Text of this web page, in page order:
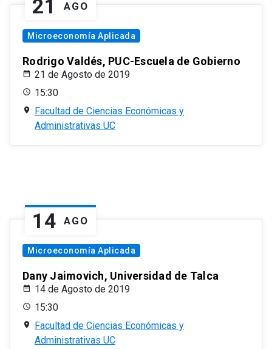
21 AGO
Microeconomía Aplicada
Rodrigo Valdés, PUC-Escuela de Gobierno
21 de Agosto de 2019
15:30
Facultad de Ciencias Económicas y
Administrativas UC
14 AGO
Microeconomía Aplicada
Dany Jaimovich, Universidad de Talca
14 de Agosto de 2019
15:30
Facultad de Ciencias Económicas y
Administrativas UC